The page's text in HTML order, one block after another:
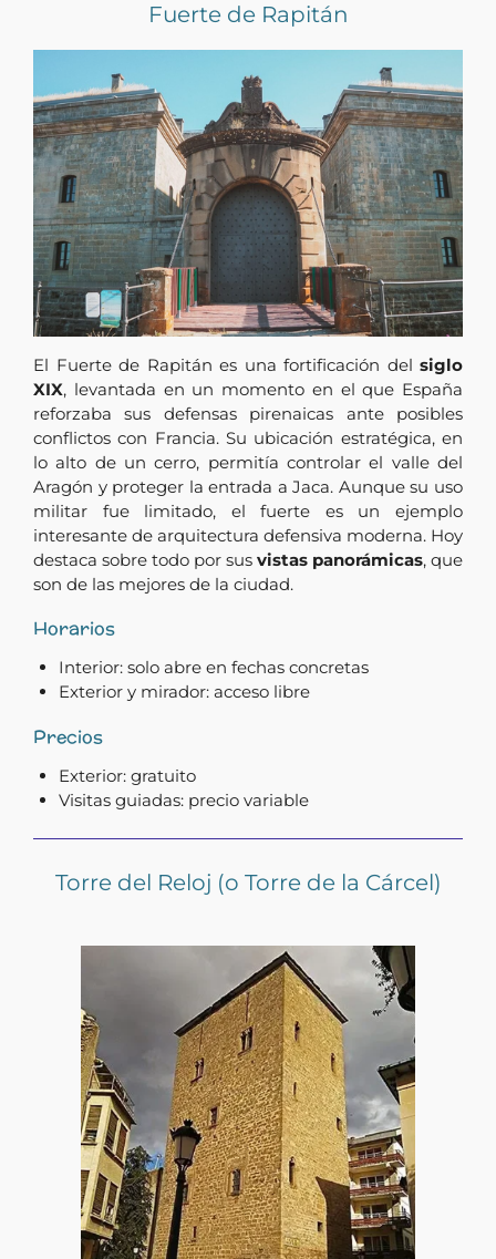
Fuerte de Rapitán
El Fuerte de Rapitán es una fortificación del siglo
XIX, levantada en un momento en el que España
reforzaba sus defensas pirenaicas ante posibles
conflictos con Francia. Su ubicación estratégica, en
lo alto de un cerro, permitía controlar el valle del
Aragón y proteger la entrada a Jaca. Aunque su uso
militar fue limitado, el fuerte es un ejemplo
interesante de arquitectura defensiva moderna. Hoy
destaca sobre todo por sus vistas panorámicas, que
son de las mejores de la ciudad.
Horarios
Interior: solo abre en fechas concretas
Exterior y mirador: acceso libre
Precios
Exterior: gratuito
Visitas guiadas: precio variable
Torre del Reloj (o Torre de la Cárcel)